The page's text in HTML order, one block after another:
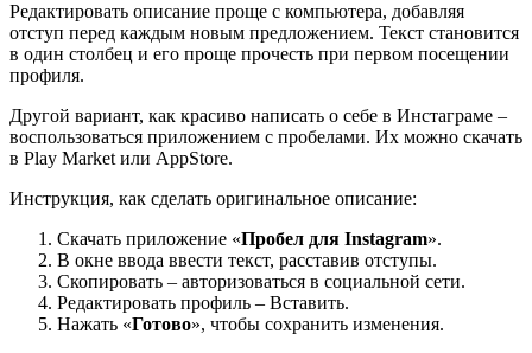
Редактировать описание проще с компьютера, добавляя
отступ перед каждым новым предложением. Текст становится
в один столбец и его проще прочесть при первом посещении
профиля.
Другой вариант, как красиво написать о себе в Инстаграме –
воспользоваться приложением с пробелами. Их можно скачать
в Play Market или AppStore.
Инструкция, как сделать оригинальное описание:
Скачать приложение «Пробел для Instagram».
В окне ввода ввести текст, расставив отступы.
Скопировать – авторизоваться в социальной сети.
Редактировать профиль – Вставить.
Нажать «Готово», чтобы сохранить изменения.